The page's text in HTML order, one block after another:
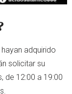
adquirido
solicitar su
de 12:00 a 19:00